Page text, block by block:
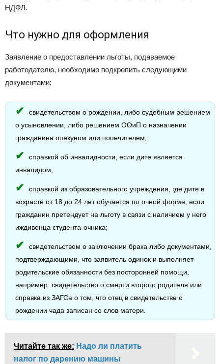
НДФЛ.
Что нужно для оформления
Заявление о предоставлении льготы, подаваемое
работодателю, необходимо подкрепить следующими
документами:
свидетельством о рождении, либо судебным решением
о усыновлении, либо решением ООиП о назначении
гражданина опекуном или попечителем;
справкой об инвалидности, если дите является
инвалидом;
справкой из образовательного учреждения, где дите в
возрасте от 18 до 24 лет обучается по очной форме, если
гражданин претендует на льготу в связи с наличием у него
иждивенца студента-очника;
свидетельством о заключении брака либо документами,
подтверждающими, что заявитель одинок и выполняет
родительские обязанности без посторонней помощи,
например: свидетельство о смерти второго родителя или
справка из ЗАГСа о том, что отец в свидетельстве о
рождении чада записан со слов матери.
Читайте так же: Надо ли платить
налог по дарению машины